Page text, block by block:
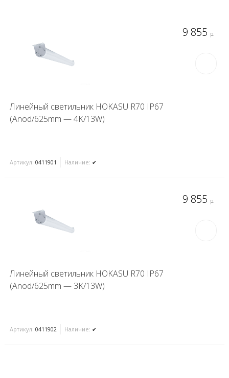
Линейный светильник HOKASU R70 IP67
(Anod/625mm — 4K/13W)
Артикул: 0411901 Наличие: ✔
9 855 р.
Линейный светильник HOKASU R70 IP67
(Anod/625mm — 3K/13W)
Артикул: 0411902 Наличие: ✔
9 855 р.